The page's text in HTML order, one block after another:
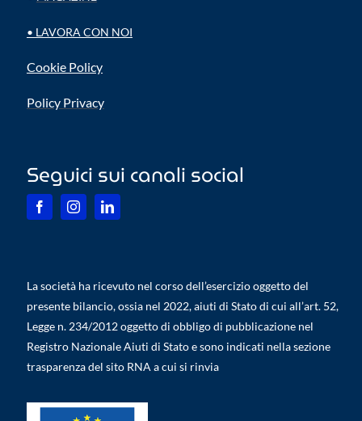
• LAVORA CON NOI
Cookie Policy
Policy Privacy
Seguici sui canali social
La società ha ricevuto nel corso dell’esercizio oggetto del
presente bilancio, ossia nel 2022, aiuti di Stato di cui all’art. 52,
Legge n. 234/2012 oggetto di obbligo di pubblicazione nel
Registro Nazionale Aiuti di Stato e sono indicati nella sezione
trasparenza del sito RNA a cui si rinvia